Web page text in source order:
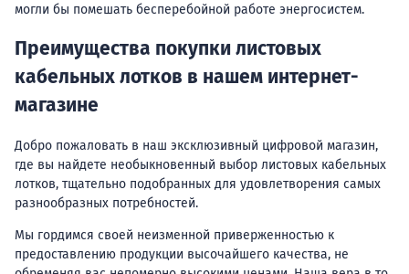
могли бы помешать бесперебойной работе энергосистем.
Преимущества покупки листовых
кабельных лотков в нашем интернет-
магазине
Добро пожаловать в наш эксклюзивный цифровой магазин,
где вы найдете необыкновенный выбор листовых кабельных
лотков, тщательно подобранных для удовлетворения самых
разнообразных потребностей.
Мы гордимся своей неизменной приверженностью к
предоставлению продукции высочайшего качества, не